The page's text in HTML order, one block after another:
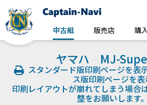
中古艇 販売店 購
ヤマハ MJ-
スタンダード版印刷ページを表
ス版印刷ページを
印刷レイアウトが崩れてしまう場合
整をお願いします。